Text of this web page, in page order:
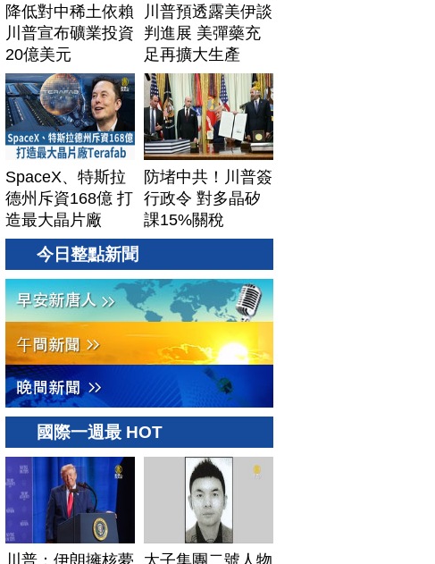
降低對中稀土依賴
川普宣布礦業投資
20億美元
川普預透露美伊談
判進展 美彈藥充
足再擴大生產
SpaceX、特斯拉
德州斥資168億 打
造最大晶片廠
Terafab
防堵中共！川普簽
行政令 對多晶矽
課15%關稅
今日整點新聞
國際一週最 HOT
川普：伊朗擁核夢
太子集團二號人物